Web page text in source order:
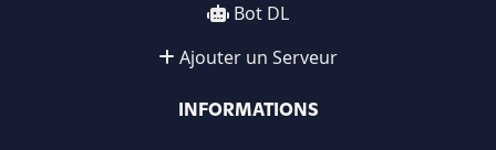
Bot DL
Ajouter un Serveur
INFORMATIONS